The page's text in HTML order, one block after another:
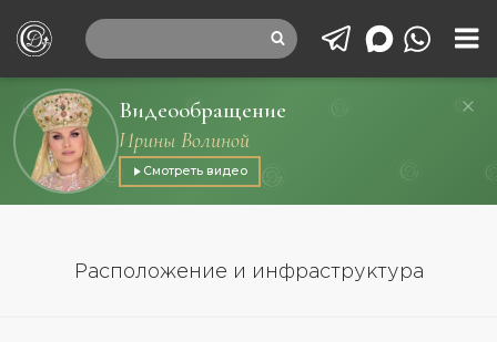
Видеообращение
Ирины Волиной
Смотреть видео
Расположение и инфраструктура